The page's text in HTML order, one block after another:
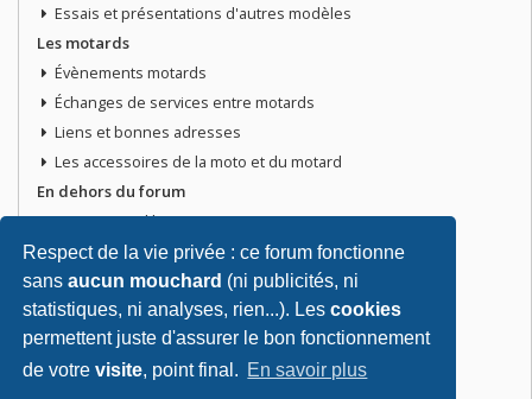
Respect de la vie privée : ce forum fonctionne
sansaucun mouchard (ni publicités, ni
statistiques, ni analyses, rien...). Lescookies
permettent juste d'assurer le bon fonctionnement
de votrevisite, point final. En savoir plus
Essais et présentations d'autres modèles
Les motards
Évènements motards
Échanges de services entre motards
Liens et bonnes adresses
Les accessoires de la moto et du motard
En dehors du forum
Discussions libres
Petites annonces
Vends ta moto
Vends pièces ou équipements / accessoires du motard
Recherche moto ou pièces
Tout doit disparaitre !